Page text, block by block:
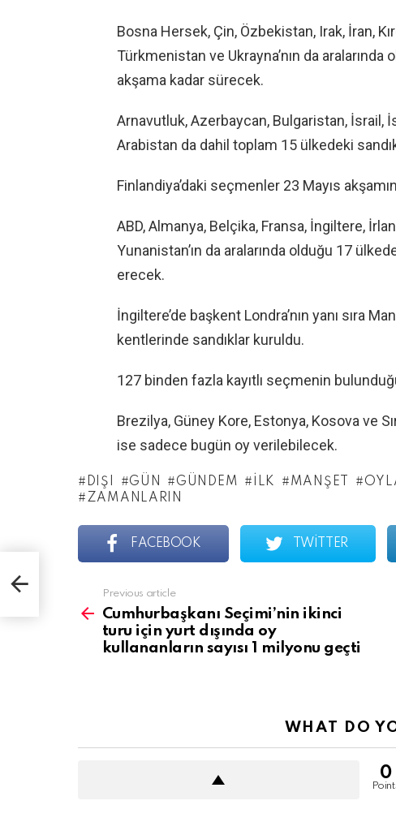
Bosna Hersek, Çin, Özbekistan, Irak, İran,
Türkmenistan ve Ukrayna’nın da
akşama kadar sürecek.
Arnavutluk, Azerbaycan, Bulgaristan, İsrail,
Arabistan da dahil toplam 15 ülkedeki
Finlandiya’daki seçmenler 23 Mayıs
ABD, Almanya, Belçika, Fransa, İngiltere,
Yunanistan’ın da aralarında olduğu 17
erecek.
İngiltere’de başkent Londra’nın yanı sıra
kentlerinde sandıklar kuruldu.
127 binden fazla kayıtlı seçmenin
Brezilya, Güney Kore, Estonya, Kosova ve
ise sadece bugün oy verilebilecek.
DIŞI GÜN GÜNDEM İLK MANŞET
ZAMANLARIN
FACEBOOK TWITTER
more
Previous article
Cumhurbaşkanı Seçimi’nin ikinci
turu için yurt dışında oy
kullananların sayısı 1 milyonu geçti
WHAT DO
0